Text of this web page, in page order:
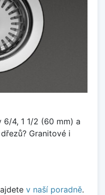
4, 1 1/2 (60 mm) a
Granitové i
v naší poradně.